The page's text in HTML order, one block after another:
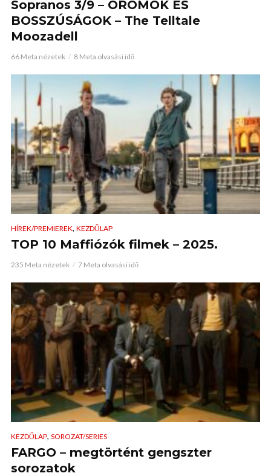
Sopranos 3/9 – ÖRÖMÖK ÉS
BOSSZÚSÁGOK – The Telltale
Moozadell
66 Meta nézetek 8 Meta olvasási idő
HÍREK/PREMIEREK, KEZDŐLAP
TOP 10 Maffiózók filmek – 2025.
235 Meta nézetek 7 Meta olvasási idő
KEZDŐLAP, SOROZAT/SERIES
FARGO – megtörtént gengszter
sorozatok